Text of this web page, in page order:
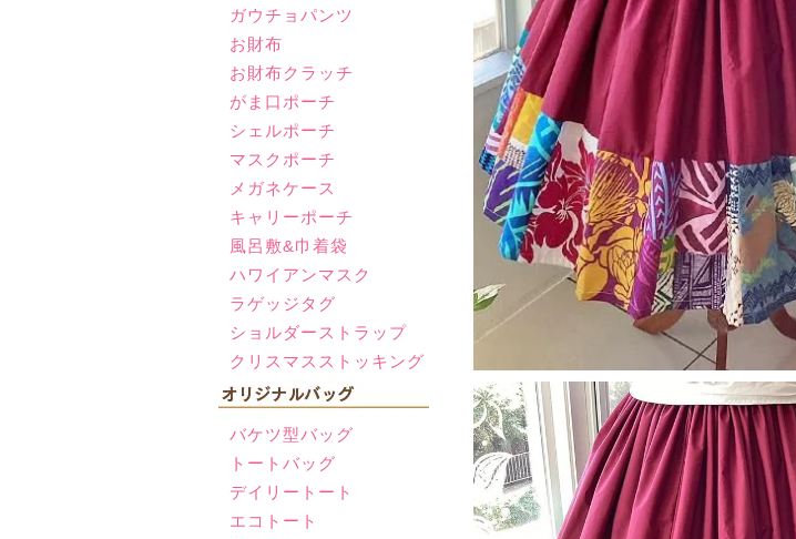
ガウチョパンツ
お財布
お財布クラッチ
がま口ポーチ
シェルポーチ
マスクポーチ
メガネケース
キャリーポーチ
風呂敷&巾着袋
ハワイアンマスク
ラゲッジタグ
ショルダーストラップ
クリスマスストッキング
バケツ型バッグ
トートバッグ
デイリートート
エコトート